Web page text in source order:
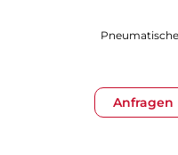
Anfragen